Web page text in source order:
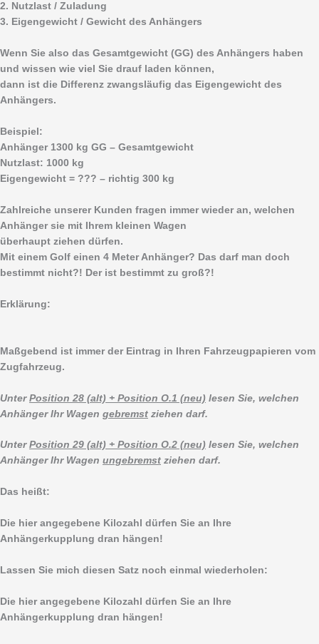
2. Nutzlast / Zuladung
3. Eigengewicht / Gewicht des Anhängers
Wenn Sie also das Gesamtgewicht (GG) des Anhängers haben
und wissen wie viel Sie drauf laden können,
dann ist die Differenz zwangsläufig das Eigengewicht des
Anhängers.
Beispiel:
Anhänger 1300 kg GG – Gesamtgewicht
Nutzlast: 1000 kg
Eigengewicht = ??? – richtig 300 kg
Zahlreiche unserer Kunden fragen immer wieder an, welchen
Anhänger sie mit Ihrem kleinen Wagen
überhaupt ziehen dürfen.
Mit einem Golf einen 4 Meter Anhänger? Das darf man doch
bestimmt nicht?! Der ist bestimmt zu groß?!
Erklärung:
Maßgebend ist immer der Eintrag in Ihren Fahrzeugpapieren vom
Zugfahrzeug.
Unter Position 28 (alt) + Position O.1 (neu) lesen Sie, welchen
Anhänger Ihr Wagen gebremst ziehen darf.
Unter Position 29 (alt) + Position O.2 (neu) lesen Sie, welchen
Anhänger Ihr Wagen ungebremst ziehen darf.
Das heißt:
Die hier angegebene Kilozahl dürfen Sie an Ihre
Anhängerkupplung dran hängen!
Lassen Sie mich diesen Satz noch einmal wiederholen:
Die hier angegebene Kilozahl dürfen Sie an Ihre
Anhängerkupplung dran hängen!